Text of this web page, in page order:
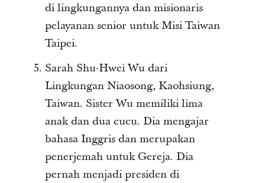
di lingkungannya dan misionaris
pelayanan senior untuk Misi Taiwan
Taipei.
Sarah Shu-Hwei Wu dari
Lingkungan Niaosong, Kaohsiung,
Taiwan. Sister Wu memiliki lima
anak dan dua cucu. Dia mengajar
bahasa Inggris dan merupakan
penerjemah untuk Gereja. Dia
pernah menjadi presiden di